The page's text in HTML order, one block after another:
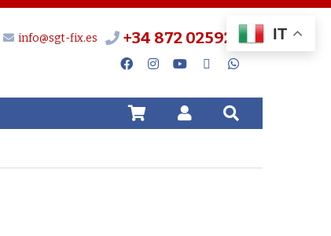
IT
info@sgt-fix.es +34 872 025924